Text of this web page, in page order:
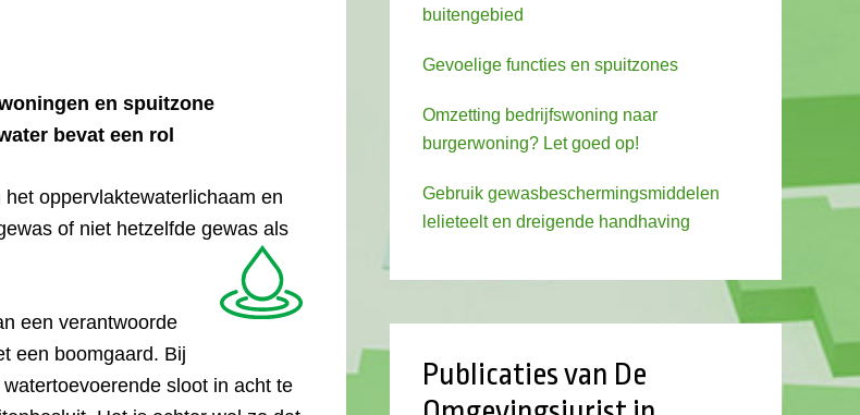
en spuitzone
bevat een rol
oppervlaktewaterlichaam en
of niet hetzelfde gewas als
een verantwoorde
een boomgaard. Bij
sloot in acht te
buitengebied
Gevoelige functies en spuitzones
Omzetting bedrijfswoning naar
burgerwoning? Let goed op!
Gebruik gewasbeschermingsmiddelen
lelieteelt en dreigende handhaving
Publicaties van De